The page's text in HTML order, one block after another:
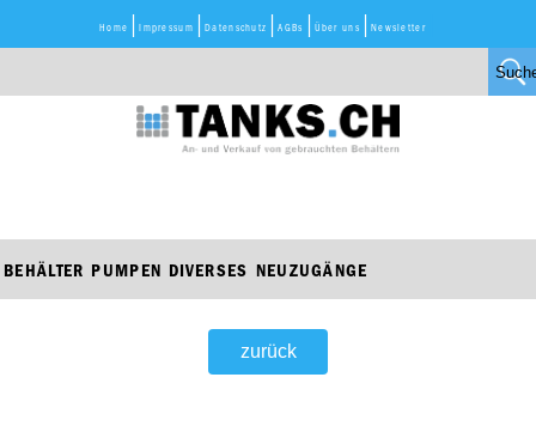
Home Impressum Datenschutz AGBs Über uns Newsletter
BEHÄLTER PUMPEN DIVERSES NEUZUGÄNGE
zurück